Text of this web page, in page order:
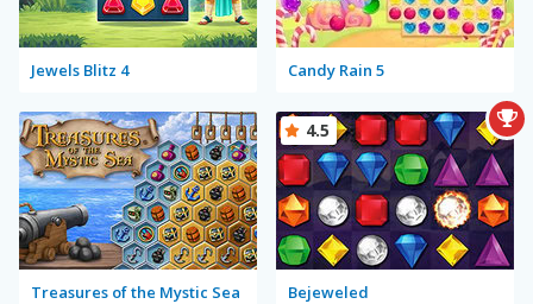
Jewels Blitz 4 Candy Rain 5
Treasures of the Mystic Sea Bejeweled
4.5